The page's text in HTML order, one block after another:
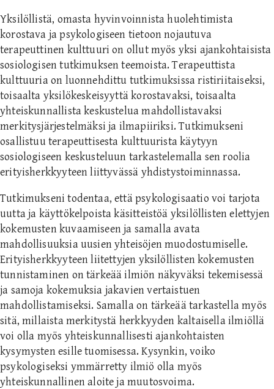
Yksilöllistä, omasta hyvinvoinnista huolehtimista
korostava ja psykologiseen tietoon nojautuva
terapeuttinen kulttuuri on ollut myös yksi ajankohtaisista
sosiologisen tutkimuksen teemoista. Terapeuttista
kulttuuria on luonnehdittu tutkimuksissa ristiriitaiseksi,
toisaalta yksilökeskeisyyttä korostavaksi, toisaalta
yhteiskunnallista keskustelua mahdollistavaksi
merkitysjärjestelmäksi ja ilmapiiriksi. Tutkimukseni
osallistuu terapeuttisesta kulttuurista käytyyn
sosiologiseen keskusteluun tarkastelemalla sen roolia
erityisherkkyyteen liittyvässä yhdistystoiminnassa.
Tutkimukseni todentaa, että psykologisaatio voi tarjota
uutta ja käyttökelpoista käsitteistöä yksilöllisten elettyjen
kokemusten kuvaamiseen ja samalla avata
mahdollisuuksia uusien yhteisöjen muodostumiselle.
Erityisherkkyyteen liitettyjen yksilöllisten kokemusten
tunnistaminen on tärkeää ilmiön näkyväksi tekemisessä
ja samoja kokemuksia jakavien vertaistuen
mahdollistamiseksi. Samalla on tärkeää tarkastella myös
sitä, millaista merkitystä herkkyyden kaltaisella ilmiöllä
voi olla myös yhteiskunnallisesti ajankohtaisten
kysymysten esille tuomisessa. Kysynkin, voiko
psykologiseksi ymmärretty ilmiö olla myös
yhteiskunnallinen aloite ja muutosvoima.